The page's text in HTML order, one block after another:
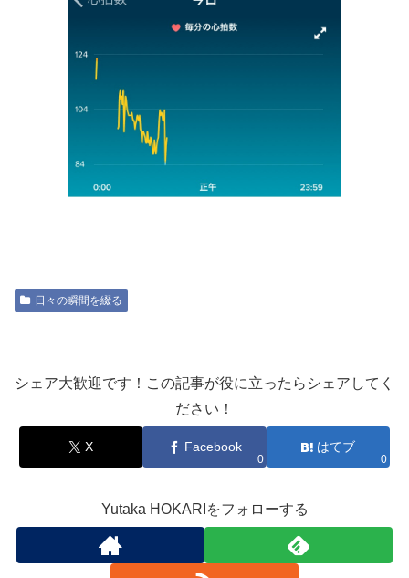
日々の瞬間を綴る
シェア大歓迎です！この記事が役に立ったらシェアしてく
ださい！
X Facebook
0
はてブ
0
Yutaka HOKARIをフォローする